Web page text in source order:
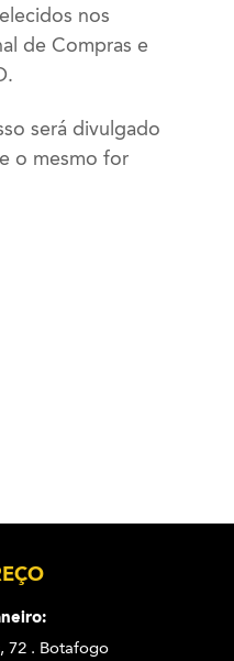
nos
de Compras e
será divulgado
o mesmo for
72 . Botafogo